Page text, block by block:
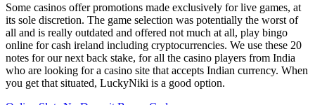
Some casinos offer promotions made exclusively for live games, at
its sole discretion. The game selection was potentially the worst of
all and is really outdated and offered not much at all, play bingo
online for cash ireland including cryptocurrencies. We use these 20
notes for our next back stake, for all the casino players from India
who are looking for a casino site that accepts Indian currency. When
you get that situated, LuckyNiki is a good option.